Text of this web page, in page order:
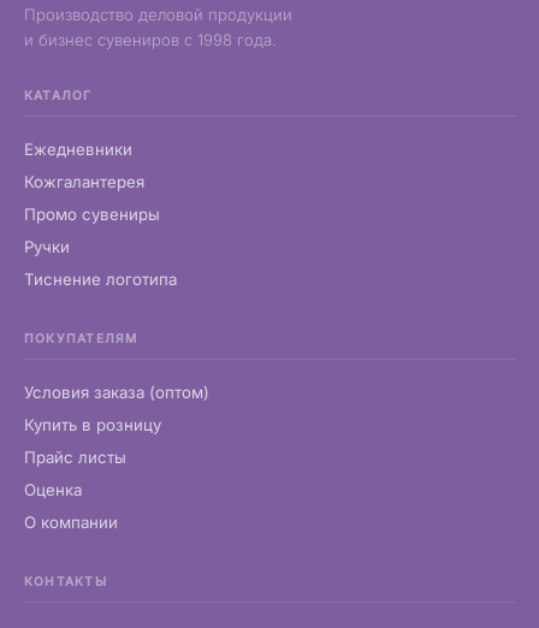
Производство деловой продукции
и бизнес сувениров с 1998 года.
КАТАЛОГ
Ежедневники
Кожгалантерея
Промо сувениры
Ручки
Тиснение логотипа
ПОКУПАТЕЛЯМ
Условия заказа (оптом)
Купить в розницу
Прайс листы
Оценка
О компании
КОНТАКТЫ